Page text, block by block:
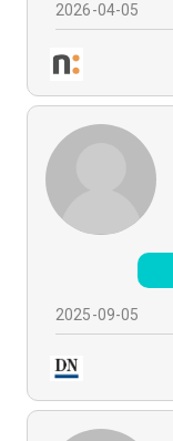
2026-04-05
2025-09-05